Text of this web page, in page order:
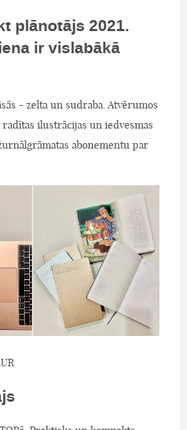
plānotājs 2021.
ir vislabākā
- zelta un sudraba. Atvērumos
ilustrācijas un iedvesmas
abonementu par